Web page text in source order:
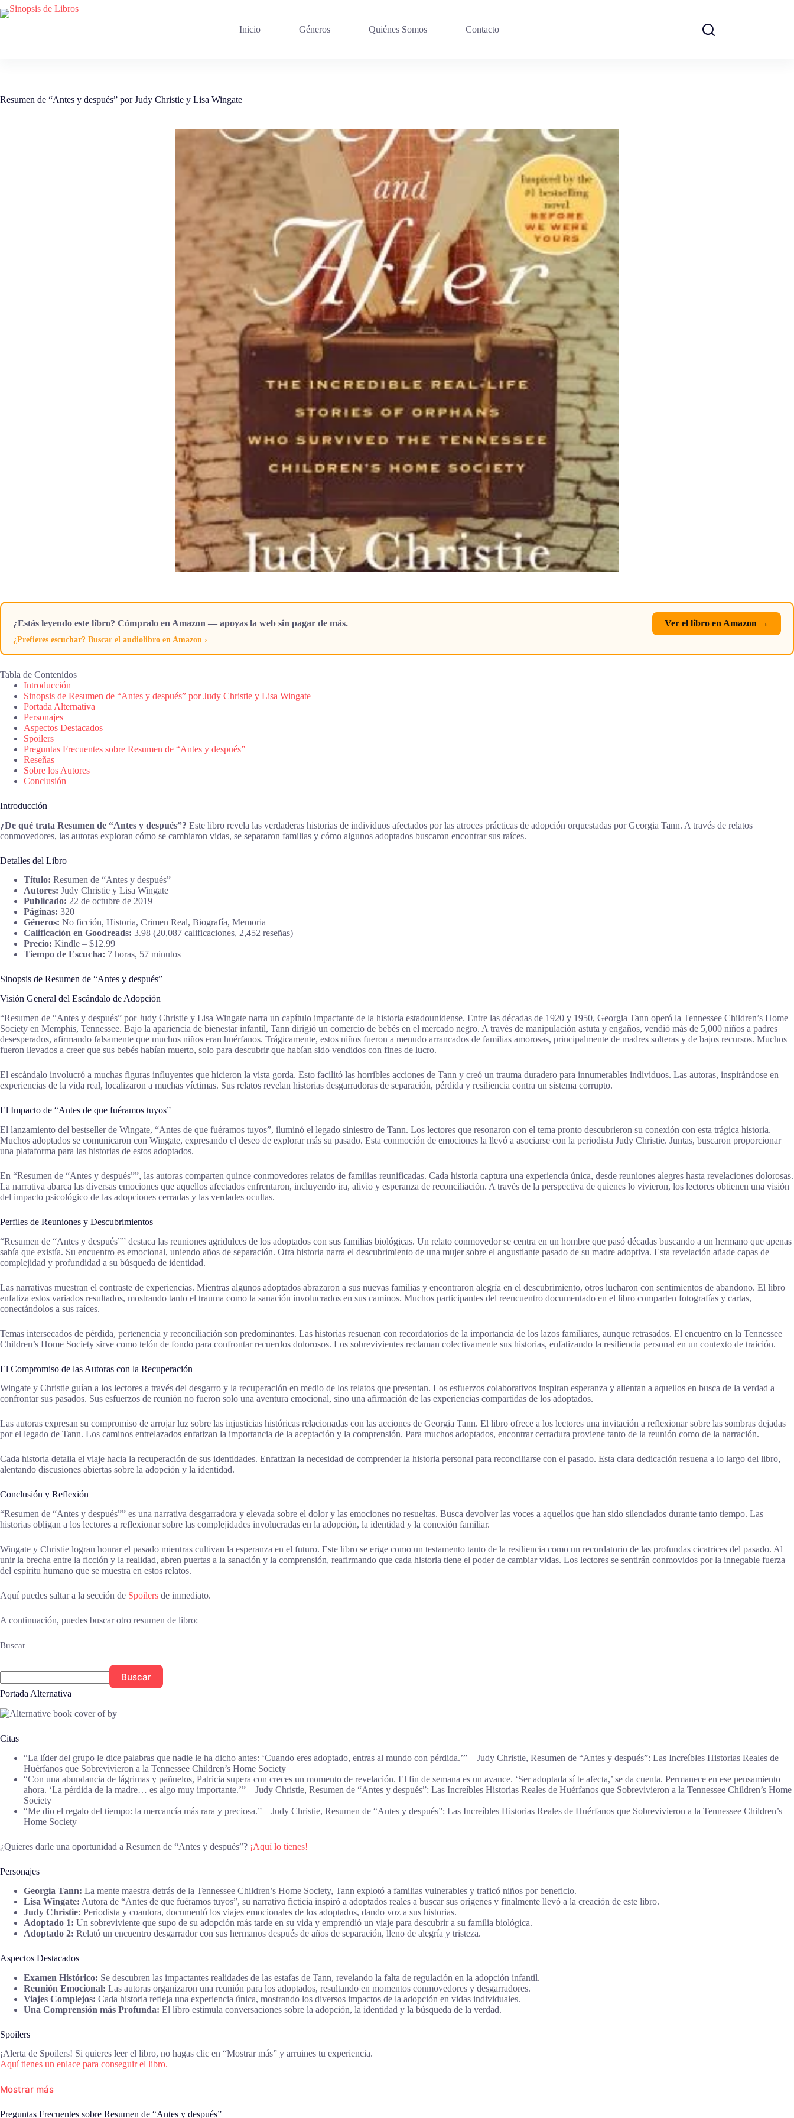
Saltar
al
Inicio Géneros Quiénes Somos Contacto
Resumen de “Antes y después” por Judy Christie y Lisa Wingate
¿Estás leyendo este libro? Cómpralo en Amazon — apoyas la web sin pagar de más. Ver el libro en Amazon →
¿Prefieres escuchar? Buscar el audiolibro en Amazon ›
Tabla de Contenidos
Introducción
Sinopsis de Resumen de “Antes y después” por Judy Christie y Lisa Wingate
Portada Alternativa
Personajes
Aspectos Destacados
Spoilers
Preguntas Frecuentes sobre Resumen de “Antes y después”
Reseñas
Sobre los Autores
Conclusión
Introducción
¿De qué trata Resumen de “Antes y después”? Este libro revela las verdaderas historias de individuos afectados por las atroces prácticas de adopción orquestadas por Georgia Tann. A través de relatos
conmovedores, las autoras exploran cómo se cambiaron vidas, se separaron familias y cómo algunos adoptados buscaron encontrar sus raíces.
Detalles del Libro
Título: Resumen de “Antes y después”
Autores: Judy Christie y Lisa Wingate
Publicado: 22 de octubre de 2019
Páginas: 320
Géneros: No ficción, Historia, Crimen Real, Biografía, Memoria
Calificación en Goodreads: 3.98 (20,087 calificaciones, 2,452 reseñas)
Precio: Kindle – $12.99
Tiempo de Escucha: 7 horas, 57 minutos
Sinopsis de Resumen de “Antes y después”
Visión General del Escándalo de Adopción
“Resumen de “Antes y después” por Judy Christie y Lisa Wingate narra un capítulo impactante de la historia estadounidense. Entre las décadas de 1920 y 1950, Georgia Tann operó la Tennessee Children’s Home
Society en Memphis, Tennessee. Bajo la apariencia de bienestar infantil, Tann dirigió un comercio de bebés en el mercado negro. A través de manipulación astuta y engaños, vendió más de 5,000 niños a padres
desesperados, afirmando falsamente que muchos niños eran huérfanos. Trágicamente, estos niños fueron a menudo arrancados de familias amorosas, principalmente de madres solteras y de bajos recursos. Muchos
fueron llevados a creer que sus bebés habían muerto, solo para descubrir que habían sido vendidos con fines de lucro.
El escándalo involucró a muchas figuras influyentes que hicieron la vista gorda. Esto facilitó las horribles acciones de Tann y creó un trauma duradero para innumerables individuos. Las autoras, inspirándose en
experiencias de la vida real, localizaron a muchas víctimas. Sus relatos revelan historias desgarradoras de separación, pérdida y resiliencia contra un sistema corrupto.
El Impacto de “Antes de que fuéramos tuyos”
El lanzamiento del bestseller de Wingate, “Antes de que fuéramos tuyos”, iluminó el legado siniestro de Tann. Los lectores que resonaron con el tema pronto descubrieron su conexión con esta trágica historia.
Muchos adoptados se comunicaron con Wingate, expresando el deseo de explorar más su pasado. Esta conmoción de emociones la llevó a asociarse con la periodista Judy Christie. Juntas, buscaron proporcionar
una plataforma para las historias de estos adoptados.
En “Resumen de “Antes y después””, las autoras comparten quince conmovedores relatos de familias reunificadas. Cada historia captura una experiencia única, desde reuniones alegres hasta revelaciones dolorosas.
La narrativa abarca las diversas emociones que aquellos afectados enfrentaron, incluyendo ira, alivio y esperanza de reconciliación. A través de la perspectiva de quienes lo vivieron, los lectores obtienen una visión
del impacto psicológico de las adopciones cerradas y las verdades ocultas.
Perfiles de Reuniones y Descubrimientos
“Resumen de “Antes y después”” destaca las reuniones agridulces de los adoptados con sus familias biológicas. Un relato conmovedor se centra en un hombre que pasó décadas buscando a un hermano que apenas
sabía que existía. Su encuentro es emocional, uniendo años de separación. Otra historia narra el descubrimiento de una mujer sobre el angustiante pasado de su madre adoptiva. Esta revelación añade capas de
complejidad y profundidad a su búsqueda de identidad.
Las narrativas muestran el contraste de experiencias. Mientras algunos adoptados abrazaron a sus nuevas familias y encontraron alegría en el descubrimiento, otros lucharon con sentimientos de abandono. El libro
enfatiza estos variados resultados, mostrando tanto el trauma como la sanación involucrados en sus caminos. Muchos participantes del reencuentro documentado en el libro comparten fotografías y cartas,
conectándolos a sus raíces.
Temas intersecados de pérdida, pertenencia y reconciliación son predominantes. Las historias resuenan con recordatorios de la importancia de los lazos familiares, aunque retrasados. El encuentro en la Tennessee
Children’s Home Society sirve como telón de fondo para confrontar recuerdos dolorosos. Los sobrevivientes reclaman colectivamente sus historias, enfatizando la resiliencia personal en un contexto de traición.
El Compromiso de las Autoras con la Recuperación
Wingate y Christie guían a los lectores a través del desgarro y la recuperación en medio de los relatos que presentan. Los esfuerzos colaborativos inspiran esperanza y alientan a aquellos en busca de la verdad a
confrontar sus pasados. Sus esfuerzos de reunión no fueron solo una aventura emocional, sino una afirmación de las experiencias compartidas de los adoptados.
Las autoras expresan su compromiso de arrojar luz sobre las injusticias históricas relacionadas con las acciones de Georgia Tann. El libro ofrece a los lectores una invitación a reflexionar sobre las sombras dejadas
por el legado de Tann. Los caminos entrelazados enfatizan la importancia de la aceptación y la comprensión. Para muchos adoptados, encontrar cerradura proviene tanto de la reunión como de la narración.
Cada historia detalla el viaje hacia la recuperación de sus identidades. Enfatizan la necesidad de comprender la historia personal para reconciliarse con el pasado. Esta clara dedicación resuena a lo largo del libro,
alentando discusiones abiertas sobre la adopción y la identidad.
Conclusión y Reflexión
“Resumen de “Antes y después”” es una narrativa desgarradora y elevada sobre el dolor y las emociones no resueltas. Busca devolver las voces a aquellos que han sido silenciados durante tanto tiempo. Las
historias obligan a los lectores a reflexionar sobre las complejidades involucradas en la adopción, la identidad y la conexión familiar.
Wingate y Christie logran honrar el pasado mientras cultivan la esperanza en el futuro. Este libro se erige como un testamento tanto de la resiliencia como un recordatorio de las profundas cicatrices del pasado. Al
unir la brecha entre la ficción y la realidad, abren puertas a la sanación y la comprensión, reafirmando que cada historia tiene el poder de cambiar vidas. Los lectores se sentirán conmovidos por la innegable fuerza
del espíritu humano que se muestra en estos relatos.
Aquí puedes saltar a la sección de Spoilers de inmediato.
A continuación, puedes buscar otro resumen de libro:
Buscar
Buscar
Portada Alternativa
Citas
“La líder del grupo le dice palabras que nadie le ha dicho antes: ‘Cuando eres adoptado, entras al mundo con pérdida.’”―Judy Christie, Resumen de “Antes y después”: Las Increíbles Historias Reales de
Huérfanos que Sobrevivieron a la Tennessee Children’s Home Society
“Con una abundancia de lágrimas y pañuelos, Patricia supera con creces un momento de revelación. El fin de semana es un avance. ‘Ser adoptada sí te afecta,’ se da cuenta. Permanece en ese pensamiento
ahora. ‘La pérdida de la madre… es algo muy importante.’”―Judy Christie, Resumen de “Antes y después”: Las Increíbles Historias Reales de Huérfanos que Sobrevivieron a la Tennessee Children’s Home
Society
“Me dio el regalo del tiempo: la mercancía más rara y preciosa.”―Judy Christie, Resumen de “Antes y después”: Las Increíbles Historias Reales de Huérfanos que Sobrevivieron a la Tennessee Children’s
Home Society
¿Quieres darle una oportunidad a Resumen de “Antes y después”? ¡Aquí lo tienes!
Personajes
Georgia Tann: La mente maestra detrás de la Tennessee Children’s Home Society, Tann explotó a familias vulnerables y traficó niños por beneficio.
Lisa Wingate: Autora de “Antes de que fuéramos tuyos”, su narrativa ficticia inspiró a adoptados reales a buscar sus orígenes y finalmente llevó a la creación de este libro.
Judy Christie: Periodista y coautora, documentó los viajes emocionales de los adoptados, dando voz a sus historias.
Adoptado 1: Un sobreviviente que supo de su adopción más tarde en su vida y emprendió un viaje para descubrir a su familia biológica.
Adoptado 2: Relató un encuentro desgarrador con sus hermanos después de años de separación, lleno de alegría y tristeza.
Aspectos Destacados
Examen Histórico: Se descubren las impactantes realidades de las estafas de Tann, revelando la falta de regulación en la adopción infantil.
Reunión Emocional: Las autoras organizaron una reunión para los adoptados, resultando en momentos conmovedores y desgarradores.
Viajes Complejos: Cada historia refleja una experiencia única, mostrando los diversos impactos de la adopción en vidas individuales.
Una Comprensión más Profunda: El libro estimula conversaciones sobre la adopción, la identidad y la búsqueda de la verdad.
Spoilers
¡Alerta de Spoilers! Si quieres leer el libro, no hagas clic en “Mostrar más” y arruines tu experiencia.
Aquí tienes un enlace para conseguir el libro.
Mostrar más
Preguntas Frecuentes sobre Resumen de “Antes y después”